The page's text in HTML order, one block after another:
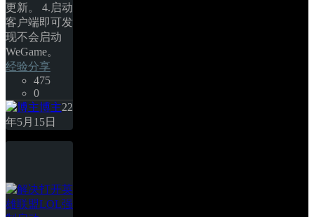
更新。 4.启动
客户端即可发
现不会启动
WeGame。
经验分享
475
0
博主22
年5月15日